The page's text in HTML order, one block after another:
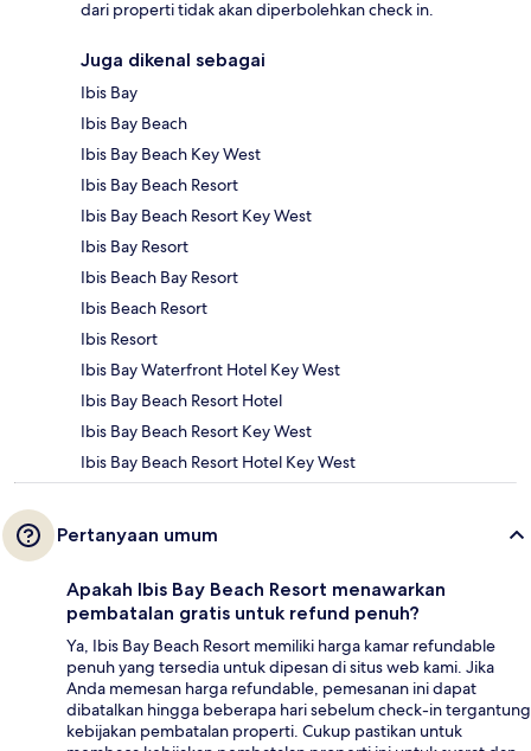
dari properti tidak akan diperbolehkan check in.
Juga dikenal sebagai
Ibis Bay
Ibis Bay Beach
Ibis Bay Beach Key West
Ibis Bay Beach Resort
Ibis Bay Beach Resort Key West
Ibis Bay Resort
Ibis Beach Bay Resort
Ibis Beach Resort
Ibis Resort
Ibis Bay Waterfront Hotel Key West
Ibis Bay Beach Resort Hotel
Ibis Bay Beach Resort Key West
Ibis Bay Beach Resort Hotel Key West
Pertanyaan umum
Apakah Ibis Bay Beach Resort menawarkan
pembatalan gratis untuk refund penuh?
Ya, Ibis Bay Beach Resort memiliki harga kamar refundable
penuh yang tersedia untuk dipesan di situs web kami. Jika
Anda memesan harga refundable, pemesanan ini dapat
dibatalkan hingga beberapa hari sebelum check-in tergantung
kebijakan pembatalan properti. Cukup pastikan untuk